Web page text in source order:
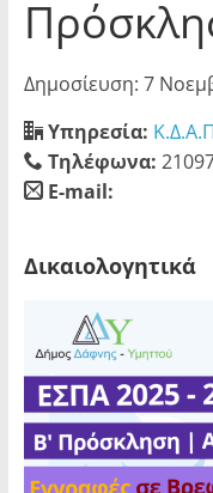
Δημοσίευση: 7
Υπηρεσία:
Τηλέφωνα:
E-mail:
Δικαιολογητικά